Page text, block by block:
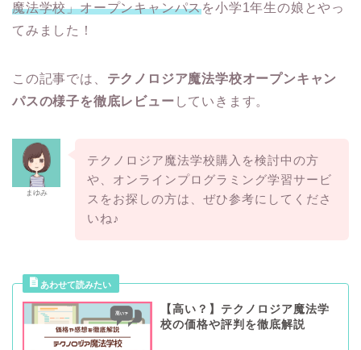
魔法学校」オープンキャンパスを小学1年生の娘とやっ
てみました！
この記事では、 テクノロジア魔法学校オープンキャン
パスの様子を徹底レビュー していきます。
まゆみ
テクノロジア魔法学校購入を検討中の方
や、オンラインプログラミング学習サービ
スをお探しの方は、ぜひ参考にしてくださ
いね♪
【高い？】テクノロジア魔法学
校の価格や評判を徹底解説